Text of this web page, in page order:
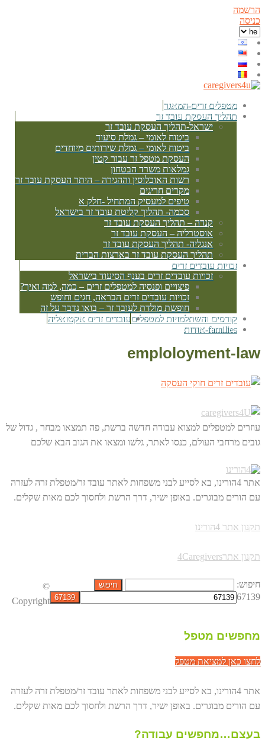
הרשמה
כניסה
מטפלים זרים-המאגר
תהליך העסקת עובד זר
ישראל-תהליך העסקת עובד זר
ביטוח לאומי – גמלת סיעוד
ביטוח לאומי – גמלת שירותים מיוחדים
העסקת מטפל זר עבור קטין
גמלאות משרד הבטחון
רשות האוכלוסין וההגירה – היתר העסקת עובד זר
מקרים חריגים
טיפים למעסיק המתחיל -חלק א
סכמה- תהליך קליטת עובד זר בישראל
קנדה – תהליך העסקת עובד זר
אוסטרליה – העסקת עובד זר
אנגליה- תהליך העסקת עובד זר
תהליך העסקת עובד זר בארצות הברית
זכויות עובדים זרים
זכויות עובדים זרים בענף הסיעוד בישראל
פיצויים ופנסיה למטפלים זרים – כמה, למה ואיך?
זכויות עובדים זרים הבראה, חגים וחופש
חופשת מולדת לעובד זר – בואו נדבר על זה
קורסים והשתלמויות למטפליםעובדים זרים אקטואליה
families-אודות
emploloyment-law
עוזרים למטפלים למצוא עבודה חדשה ברשת, פה תמצאו מבחר , גדול של
גובים מרחבי העולם, כנסו לאתר, גלשו ומצאו את הגוב הבא שלכם
אתר 4הורינו, בא לסייע לבני משפחות לאתר עובד זר/מטפלת זרה לעזרה
עם הורים מבוגרים. באופן ישיר, דרך הרשת ולחסוך לכם מאות שקלים.
תקנון אתר 4הורינו
תקנון אתר4Caregivers
חיפוש:
67139
מחפשים מטפל
לחצו כאן למציאת מטפל
אתר 4הורינו, בא לסייע לבני משפחות לאתר עובד זר/מטפלת זרה לעזרה
עם הורים מבוגרים. באופן ישיר, דרך הרשת ולחסוך לכם מאות שקלים.
בעצם…מחפשים עבודה?
©
Copyright